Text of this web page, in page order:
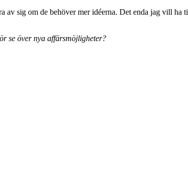
av sig om de behöver mer idéerna. Det enda jag vill
se över nya affärsmöjligheter?